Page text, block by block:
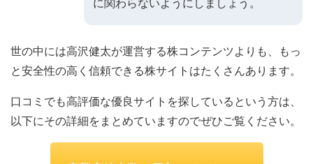
に関わらないようにしましょう。
世の中には高沢健太が運営する株コンテンツよりも、もっ
と安全性の高く信頼できる株サイトはたくさんあります。
口コミでも高評価な優良サイトを探しているという方は、
以下にその詳細をまとめていますのでぜひご覧ください。
高騰実績多数！優良サイトをみる